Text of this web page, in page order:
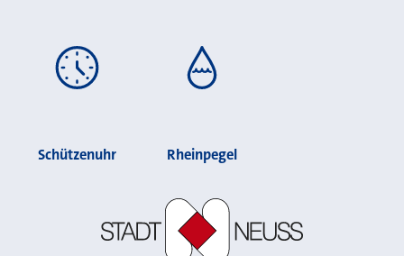
Schützenuhr Rheinpegel